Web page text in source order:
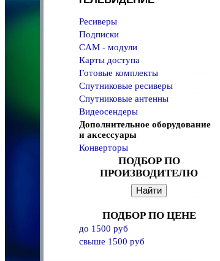
Ресиверы
Подписки
CAM - модули
Карты доступа
Готовые комплекты
Спутниковые ресиверы
Спутниковые антенны
Видеосендеры
Дополнительное оборудование
и аксессуары
Конверторы
ПОДБОР ПО
ПРОИЗВОДИТЕЛЮ
ПОДБОР ПО ЦЕНЕ
до 1500 руб
свыше 1500 руб